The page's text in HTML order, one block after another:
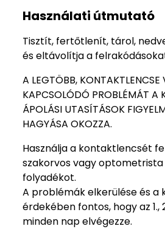
Használati útmutató
Tisztít, fertőtlenít, tárol,
és eltávolítja a
A LEGTÖBB, KONTAKTLENCSE
KAPCSOLÓDÓ PROBLÉMÁT A
ÁPOLÁSI UTASÍTÁSOK
HAGYÁSA OKOZZA.
Használja a kontaktlencsét
szakorvos vagy
folyadékot.
A problémák elkerülése és a
érdekében fontos, hogy az 1.,
minden nap elvégezze.